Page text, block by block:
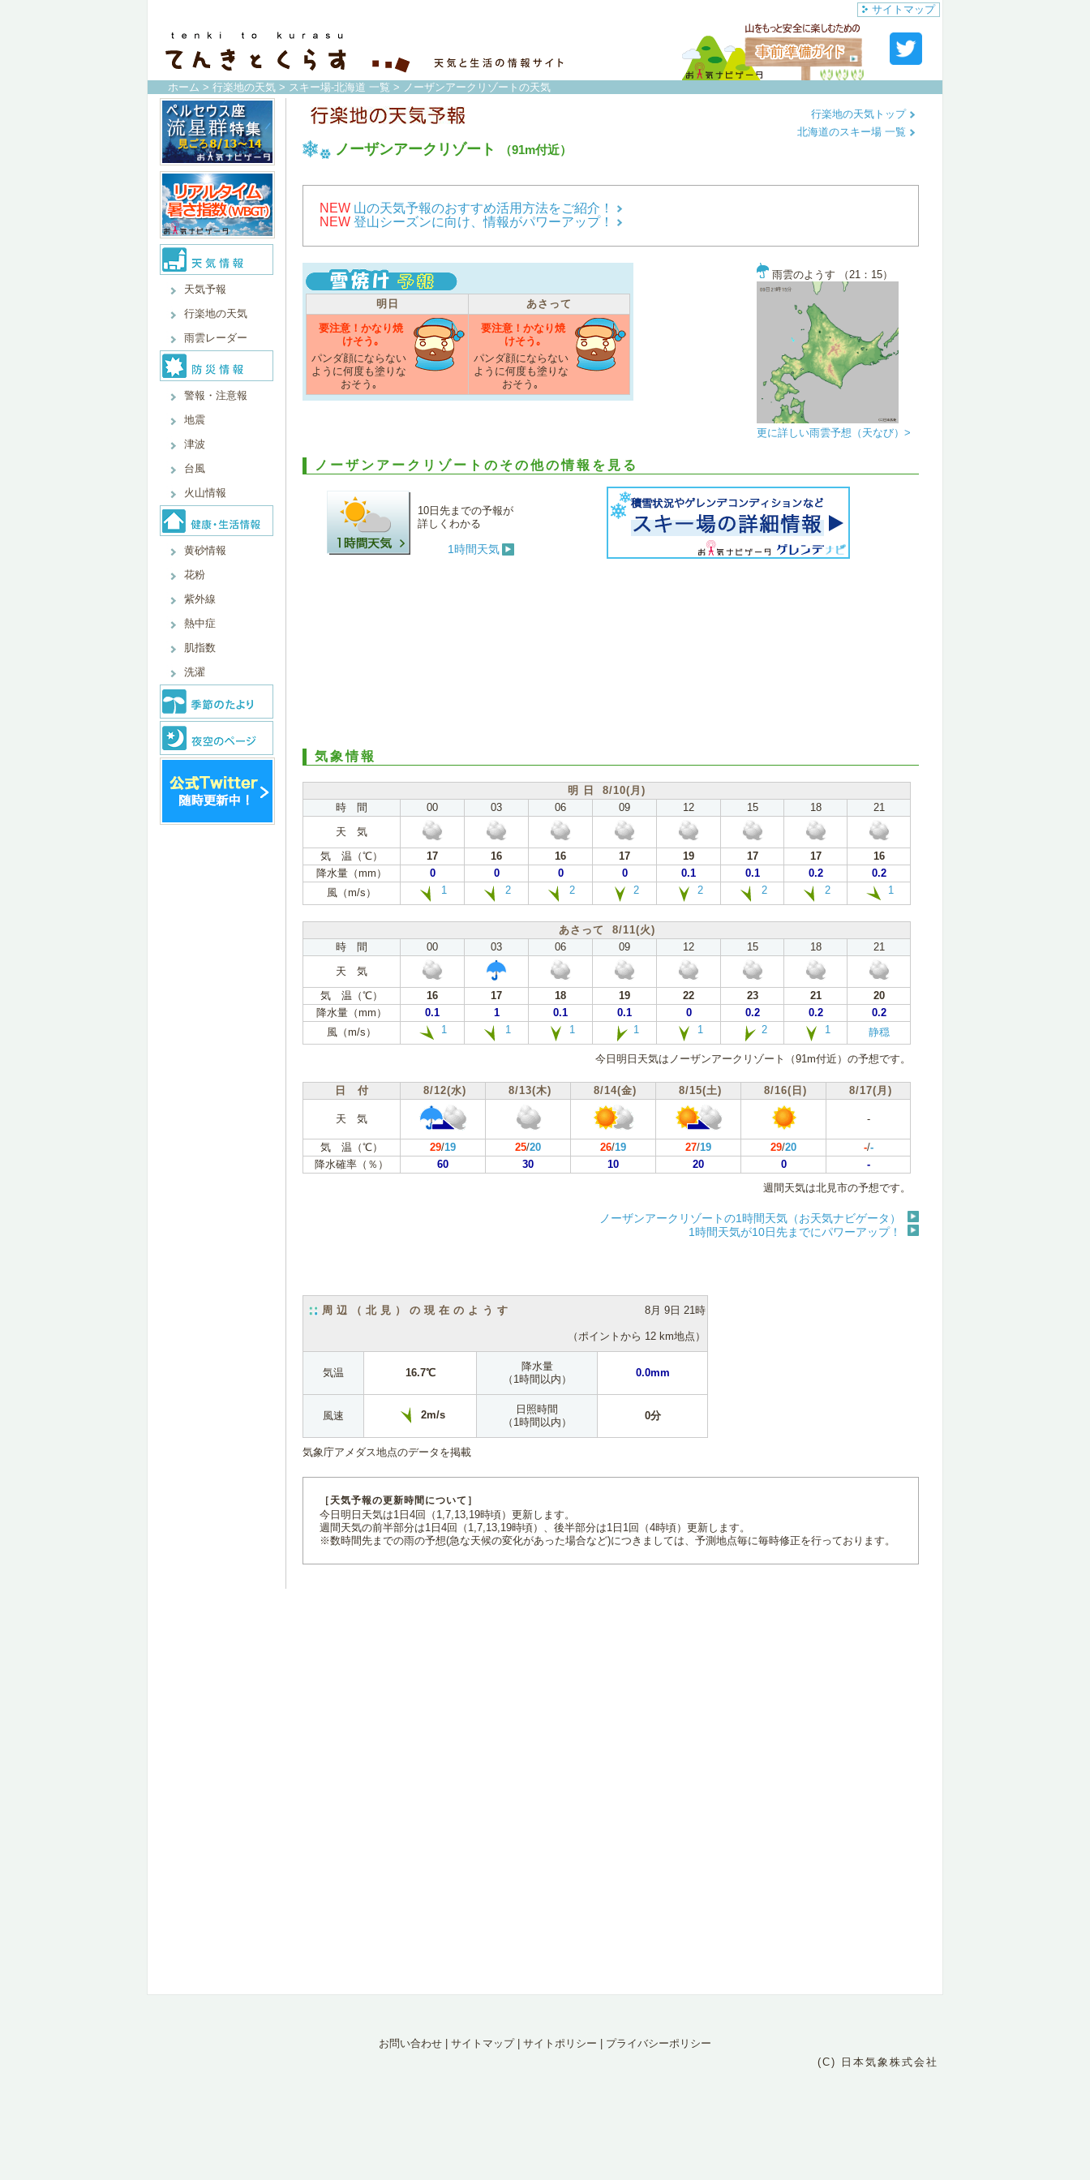
サイトマップ
ホーム > 行楽地の天気 > スキー場-北海道 一覧 > ノーザンアークリゾートの天気
天気予報
行楽地の天気
雨雲レーダー
警報・注意報
地震
津波
台風
火山情報
黄砂情報
花粉
紫外線
熱中症
肌指数
洗濯
ノーザンアークリゾート （91m付近）
行楽地の天気トップ
北海道のスキー場 一覧
NEW 山の天気予報のおすすめ活用方法をご紹介！
NEW 登山シーズンに向け、情報がパワーアップ！
明日
あさって
要注意！かなり焼
けそう｡
パンダ顔にならない
ように何度も塗りな
おそう｡
要注意！かなり焼
けそう｡
パンダ顔にならない
ように何度も塗りな
おそう｡
雨雲のようす （21：15）
更に詳しい雨雲予想（天なび）>
ノーザンアークリゾートのその他の情報を見る
10日先までの予報が
詳しくわかる
1時間天気
気象情報
明 日 8/10(月)
時 間
00 03 06 09 12 15 18
21
天 気
気 温（℃）
17 16 16 17 19 17 17
16
降水量（mm）
0 0 0 0 0.1 0.1 0.2
0.2
風（m/s）
1 2 2 2 2 2 2 1
あさって 8/11(火)
時 間
00 03 06 09 12 15 18
21
天 気
気 温（℃）
16 17 18 19 22 23 21
20
降水量（mm）
0.1 1 0.1 0.1 0 0.2 0.2
0.2
風（m/s）
1 1 1 1 1 2 1 静穏
今日明日天気はノーザンアークリゾート（91m付近）の予想です。
日 付 8/12(水) 8/13(木) 8/14(金) 8/15(土) 8/16(日) 8/17(月)
天 気 -
気 温（℃） 29/19 25/20 26/19 27/19 29/20 -/-
降水確率（％）
60 30 10 20 0
-
週間天気は北見市の予想です。
ノーザンアークリゾートの1時間天気（お天気ナビゲータ）
1時間天気が10日先までにパワーアップ！
周辺（北見）の現在のようす 8月 9日 21時
（ポイントから 12 km地点）
気温 16.7℃
降水量
（1時間以内）
0.0mm
風速 2m/s
日照時間
（1時間以内）
0分
気象庁アメダス地点のデータを掲載
［天気予報の更新時間について］
今日明日天気は1日4回（1,7,13,19時頃）更新します。
週間天気の前半部分は1日4回（1,7,13,19時頃）、後半部分は1日1回（4時頃）更新します。
※数時間先までの雨の予想(急な天候の変化があった場合など)につきましては、予測地点毎に毎時修正を行っております。
お問い合わせ サイトマップ| サイトポリシー
プライバシーポリシー
(C) 日本気象株式会社